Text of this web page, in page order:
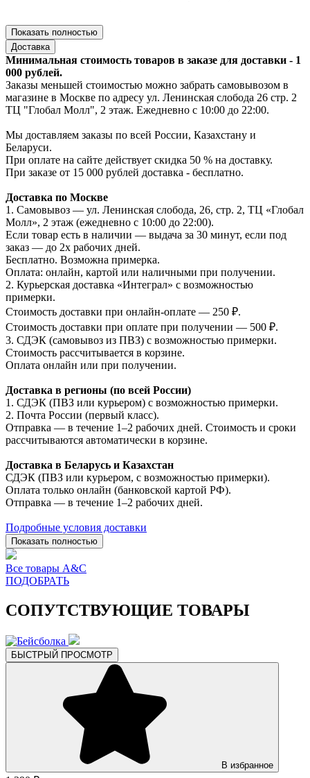
Показать полностью
Доставка
Минимальная стоимость товаров в заказе для доставки - 1
000 рублей.
Заказы меньшей стоимостью можно забрать самовывозом в
магазине в Москве по адресу ул. Ленинская слобода 26 стр. 2
ТЦ "Глобал Молл", 2 этаж. Ежедневно с 10:00 до 22:00.
Мы доставляем заказы по всей России, Казахстану и
Беларуси.
При оплате на сайте действует скидка 50 % на доставку.
При заказе от 15 000 рублей доставка - бесплатно.
Доставка по Москве
1. Самовывоз — ул. Ленинская слобода, 26, стр. 2, ТЦ «Глобал
Молл», 2 этаж (ежедневно с 10:00 до 22:00).
Если товар есть в наличии — выдача за 30 минут, если под
заказ — до 2х рабочих дней.
Бесплатно. Возможна примерка.
Оплата: онлайн, картой или наличными при получении.
2. Курьерская доставка «Интеграл» с возможностью
примерки.
Стоимость доставки при онлайн-оплате — 250 ₽.
Стоимость доставки при оплате при получении — 500 ₽.
3. СДЭК (самовывоз из ПВЗ) с возможностью примерки.
Стоимость рассчитывается в корзине.
Оплата онлайн или при получении.
Доставка в регионы (по всей России)
1. СДЭК (ПВЗ или курьером) с возможностью примерки.
2. Почта России (первый класс).
Отправка — в течение 1–2 рабочих дней. Стоимость и сроки
рассчитываются автоматически в корзине.
Доставка в Беларусь и Казахстан
СДЭК (ПВЗ или курьером, с возможностью примерки).
Оплата только онлайн (банковской картой РФ).
Отправка — в течение 1–2 рабочих дней.
Подробные условия доставки
Показать полностью
Все товары A&C
ПОДОБРАТЬ
СОПУТСТВУЮЩИЕ ТОВАРЫ
БЫСТРЫЙ ПРОСМОТР
В избранное